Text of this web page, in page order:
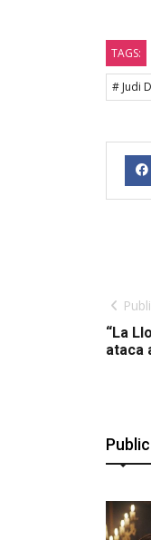
TAGS:
# Judi
“La
ataca